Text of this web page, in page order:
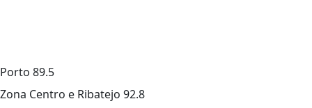
Porto 89.5
Zona Centro e Ribatejo 92.8